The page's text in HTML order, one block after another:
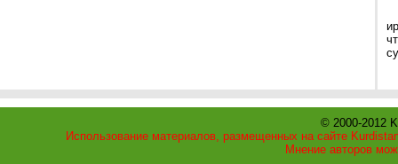
© 2000-2012
Использование материалов, размещенных на сайте
Мнение авторов